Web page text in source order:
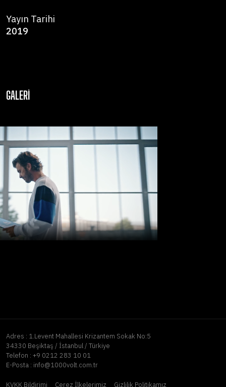
Yayın Tarihi
2019
GALERI
Adres : 1.Levent Mahallesi Krizantem Sokak No:5
34330 Beşiktaş / İstanbul / Türkiye
Telefon : +9 0212 283 10 01
E-Posta : info@1000volt.com.tr
KVKK Bildirimi Çerez İlkelerimiz Gizlilik Politikamız